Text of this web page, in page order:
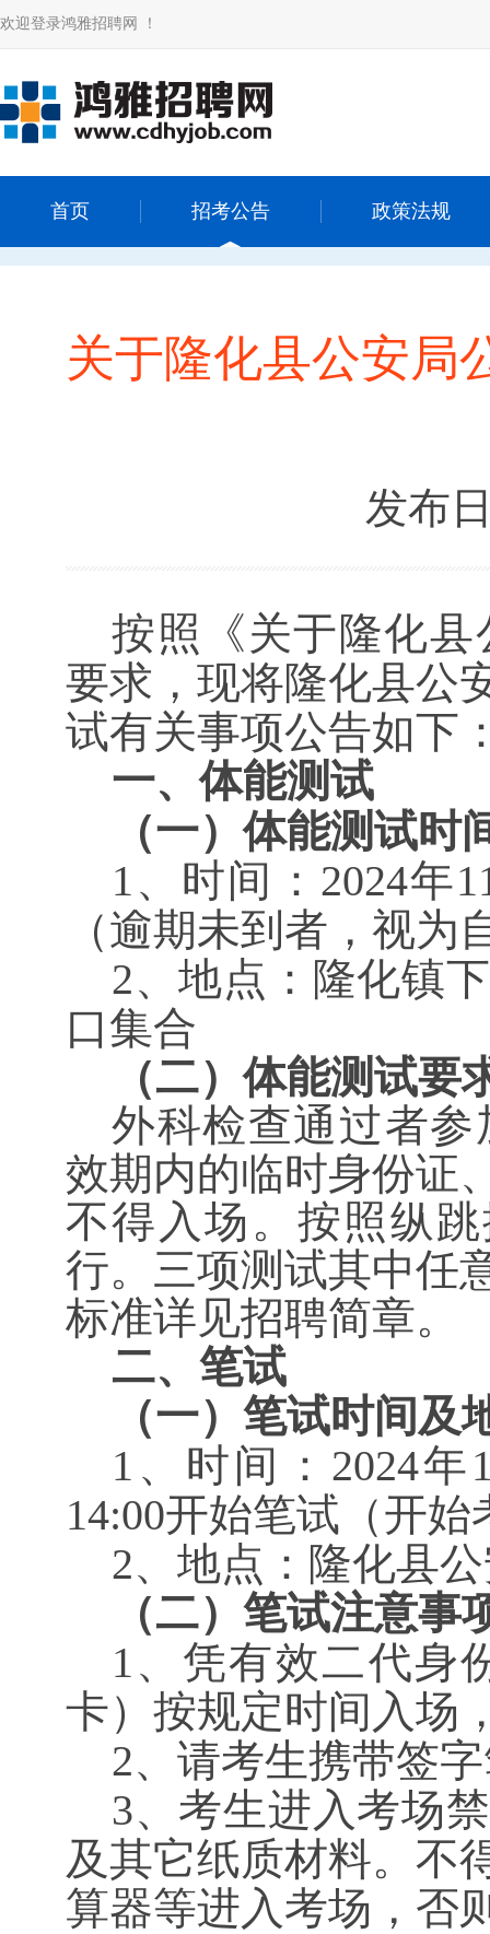
欢迎登录鸿雅招聘网 ！
首页 招考公告 政策法规
关于隆化县公安局
发布
按照《关于隆化
要求，现将隆化县公
试有关事项公告如下
一、体能测试
（一）体能测试时
1、时间： 2024年
（逾期未到者 ，视为
2、地点：隆化镇
口集合
（二）体能测试要
外科检查通过者参
效期内的临时身份证
不得入场。按照纵
行。三项测试其中任
标准详见招聘简章。
二、 笔试
（一）笔试时间及
1、时间： 2024年
14:00开始笔试（开
2、地点：隆化县
（二）笔试注意事
1、 凭有效二代身
卡）按规定时间入场
2、请考生携带签
3、考生进入考场
及其它纸质材料。不
算器等进入考场，否